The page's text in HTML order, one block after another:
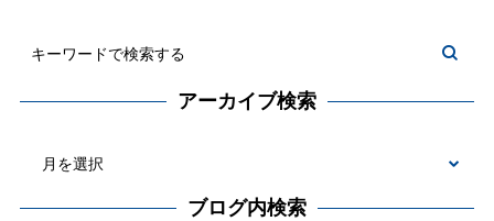
アーカイブ検索
ブログ内検索